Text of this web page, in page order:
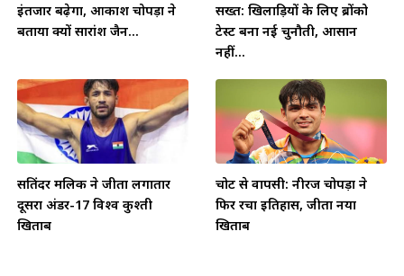
इंतजार बढ़ेगा, आकाश चोपड़ा ने
बताया क्यों सारांश जैन...
सख्त: खिलाड़ियों के लिए ब्रोंको
टेस्ट बना नई चुनौती, आसान
नहीं...
सतिंदर मलिक ने जीता लगातार
दूसरा अंडर-17 विश्व कुश्ती
खिताब
चोट से वापसी: नीरज चोपड़ा ने
फिर रचा इतिहास, जीता नया
खिताब